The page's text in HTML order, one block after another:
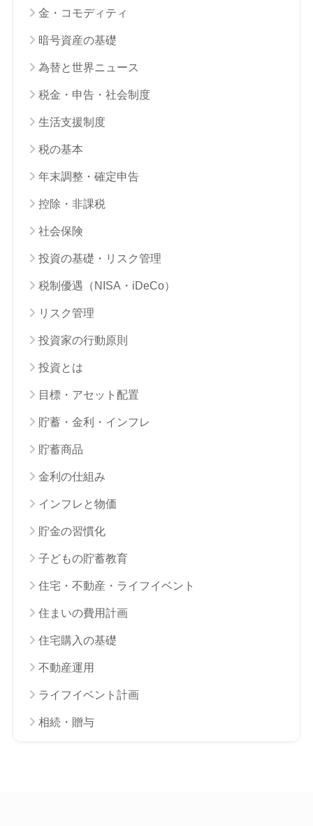
金・コモディティ
暗号資産の基礎
為替と世界ニュース
税金・申告・社会制度
生活支援制度
税の基本
年末調整・確定申告
控除・非課税
社会保険
投資の基礎・リスク管理
税制優遇（NISA・iDeCo）
リスク管理
投資家の行動原則
投資とは
目標・アセット配置
貯蓄・金利・インフレ
貯蓄商品
金利の仕組み
インフレと物価
貯金の習慣化
子どもの貯蓄教育
住宅・不動産・ライフイベント
住まいの費用計画
住宅購入の基礎
不動産運用
ライフイベント計画
相続・贈与